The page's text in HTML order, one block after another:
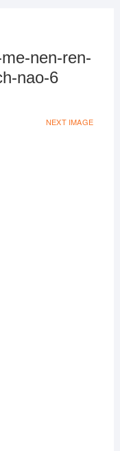
nen-ren-
nao-6
NEXT IMAGE